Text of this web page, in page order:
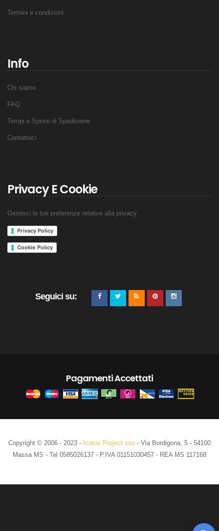
Termini e condizioni
Info
Chi siamo
FAQ
Tempi e Spese di Spedizione
Contattaci
Privacy E Cookie
Gestisci le tue preferenze relative alla privacy
Privacy Policy
Cookie Policy
Seguici su:
Pagamenti Accettati
Copyright © 2006 - 2023 - Icarus Project sas - Via Bordigona, 5 - 54100
Massa MS - Tel 0585026137 - P.IVA 01151030457 - REA MS 117168